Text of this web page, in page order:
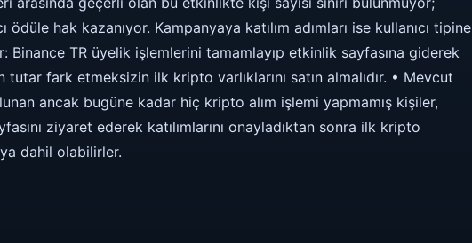
hak kazanıyor. Kampanyaya katılım adımları ise kullanıcı tipine
Binance TR üyelik işlemlerini tamamlayıp etkinlik sayfasına giderek
tutar fark etmeksizin ilk kripto varlıklarını satın almalıdır. • Mevcut
ancak bugüne kadar hiç kripto alım işlemi yapmamış kişiler,
ziyaret ederek katılımlarını onayladıktan sonra ilk kripto
dahil olabilirler.